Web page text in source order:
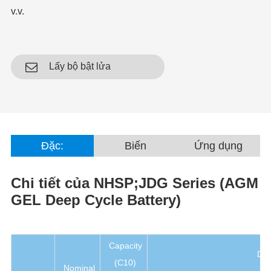
v.v.
Lấy bộ bật lửa
Đặc: Biến Ứng dụng
Chi tiếtcủa NHSP;JDG Series (AGM
GEL Deep Cycle Battery)
Nominal
Capacity
(C10)